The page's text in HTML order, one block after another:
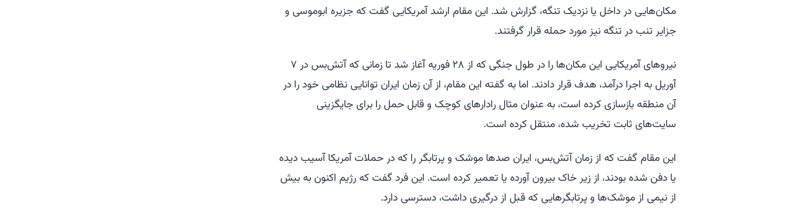
مکان‌هایی در داخل یا نزدیک تنگه، گزارش شد. این مقام ارشد آمریکایی گفت که جزیره ابوموسی و
جزایر تنب در تنگه نیز مورد حمله قرار گرفتند.
نیروهای آمریکایی این مکان‌ها را در طول جنگی که از ۲۸ فوریه آغاز شد تا زمانی که آتش‌بس در ۷
آوریل به اجرا درآمد، هدف قرار دادند. اما به گفته این مقام، از آن زمان ایران توانایی نظامی خود را در
آن منطقه بازسازی کرده است، به عنوان مثال رادارهای کوچک و قابل حمل را برای جایگزینی
سایت‌های ثابت تخریب شده، منتقل کرده است.
این مقام گفت که از زمان آتش‌بس، ایران صدها موشک و پرتابگر را که در حملات آمریکا آسیب دیده
یا دفن شده بودند، از زیر خاک بیرون آورده یا تعمیر کرده است. این فرد گفت که رژیم اکنون به بیش
از نیمی از موشک‌ها و پرتابگرهایی که قبل از درگیری داشت، دسترسی دارد.